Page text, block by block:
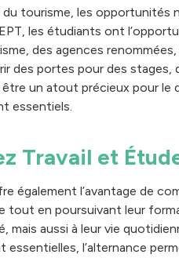
du tourisme, les opportunités
les étudiants ont
des agences
des portes pour des
un atout précieux pour le
essentiels.
Travail et
également l’avantage de
tout en poursuivant leur
mais aussi à leur vie
essentielles, l’alternance